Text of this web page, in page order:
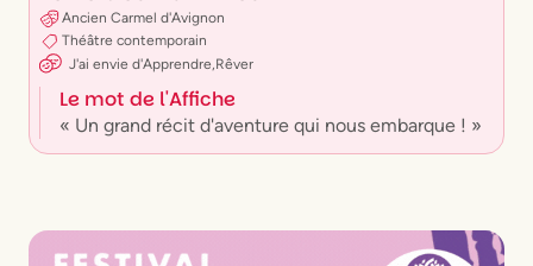
Ancien Carmel d'Avignon
Théâtre contemporain
J'ai envied'Apprendre Rêver
Le mot de l'Affiche
« Un grand récit d'aventure qui nous embarque ! »